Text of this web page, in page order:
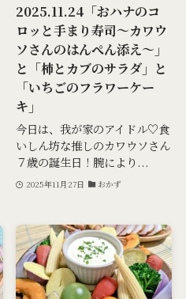
2025.11.24「おハナのコ
ロッと手まり寿司～カワウ
ソさんのはんぺん添え～」
と「柿とカブのサラダ」と
「いちごのフラワーケー
キ」
今日は、我が家のアイドル♡食
いしん坊な推しのカワウソさん
７歳の誕生日！腕により...
2025年11月27日 おかず